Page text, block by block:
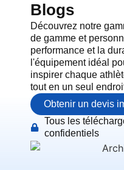
Blogs
Découvrez notre
de gamme et
performance et la
l'équipement idéal
inspirer chaque
tout en un seul
Obtenir un devis
Tous les
confidentiels